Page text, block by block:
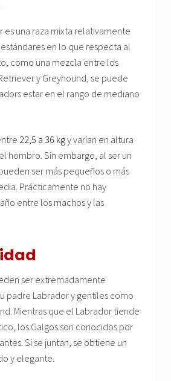
es una raza mixta relativamente
en lo que respecta al
como una mezcla entre los
y Greyhound, se puede
estar en el rango de mediano
22,5 a 36 kgy varían en altura
hombro. Sin embargo, al ser un
ser más pequeños o más
Prácticamente no hay
entre los machos y las
ser extremadamente
padre Labrador y gentiles como
Mientras que el Labrador tiende
los Galgos son conocidos por
Si se juntan, se obtiene un
y elegante.